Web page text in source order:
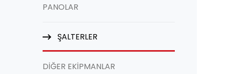
PANOLAR
ŞALTERLER
DİĞER EKİPMANLAR